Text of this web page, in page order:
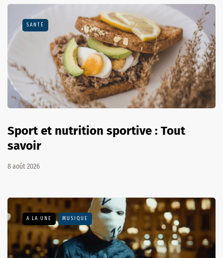
SANTÉ
Sport et nutrition sportive : Tout
savoir
8 août 2026
A LA UNE MUSIQUE